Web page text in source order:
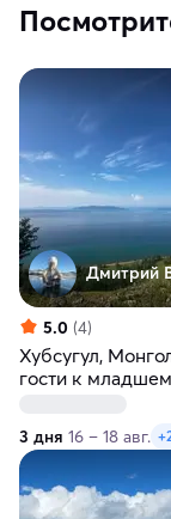
Дмитрий
5.0 (4)
Хубсугул,
гости к
3 дня 16 – 18 авг.